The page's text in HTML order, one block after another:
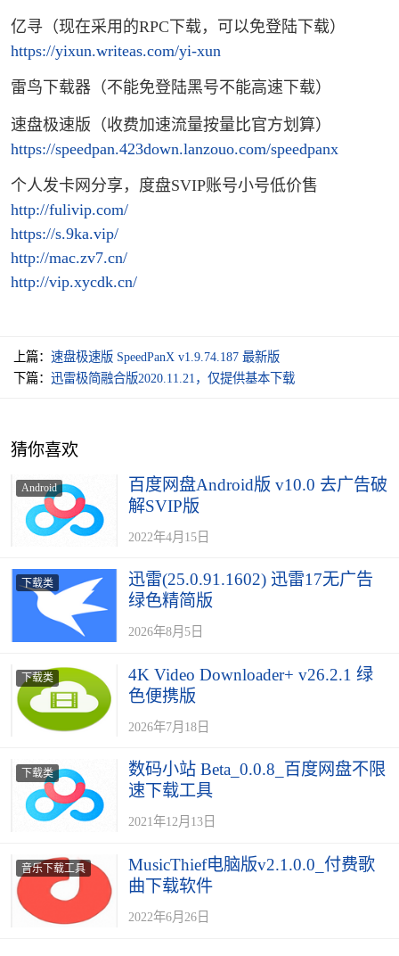
亿寻（现在采用的RPC下载，可以免登陆下载）
https://yixun.writeas.com/yi-xun
雷鸟下载器（不能免登陆黑号不能高速下载）
速盘极速版（收费加速流量按量比官方划算）
https://speedpan.423down.lanzouo.com/speedpanx
个人发卡网分享，度盘SVIP账号小号低价售
http://fulivip.com/
https://s.9ka.vip/
http://mac.zv7.cn/
http://vip.xycdk.cn/
上篇： 速盘极速版 SpeedPanX v1.9.74.187 最新版
下篇： 迅雷极简融合版2020.11.21，仅提供基本下载
猜你喜欢
Android
百度网盘Android版 v10.0 去广告破
解SVIP版
2022年4月15日
下载类
迅雷(25.0.91.1602) 迅雷17无广告
绿色精简版
2026年8月5日
下载类
4K Video Downloader+ v26.2.1 绿
色便携版
2026年7月18日
下载类
数码小站 Beta_0.0.8_百度网盘不限
速下载工具
2021年12月13日
音乐下载工具
MusicThief电脑版v2.1.0.0_付费歌
曲下载软件
2022年6月26日